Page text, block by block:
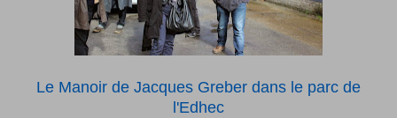
Le Manoir de Jacques Greber dans le parc de
l'Edhec